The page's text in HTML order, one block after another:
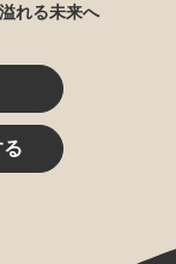
れる未来へ